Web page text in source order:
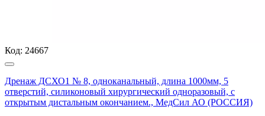
Код: 24667
Дренаж ДСХО1 № 8, одноканальный, длина 1000мм, 5
отверстий, силиконовый хирургический одноразовый, с
открытым дистальным окончанием., МедСил АО (РОССИЯ)